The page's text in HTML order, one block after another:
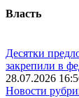
Власть
Десятки
закрепили в
28.07.2026
Новости